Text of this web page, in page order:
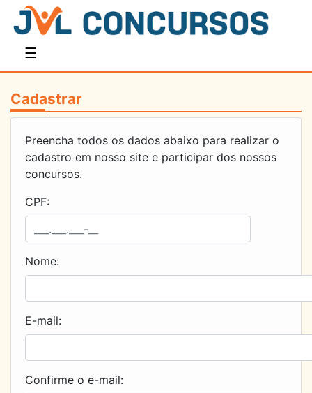
☰
Cadastrar
Preencha todos os dados abaixo para realizar o
cadastro em nosso site e participar dos nossos
concursos.
CPF:
Nome:
E-mail:
Confirme o e-mail: